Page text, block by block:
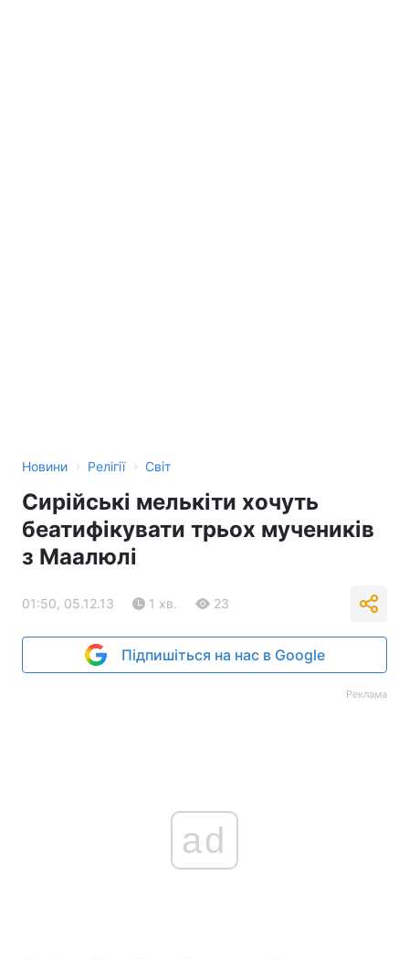
Новини › Релігії › Світ
Сирійські мелькіти хочуть
беатифікувати трьох мучеників
з Маалюлі
01:50, 05.12.13 1 хв. 23
Підпишіться на нас в Google
Реклама
ad